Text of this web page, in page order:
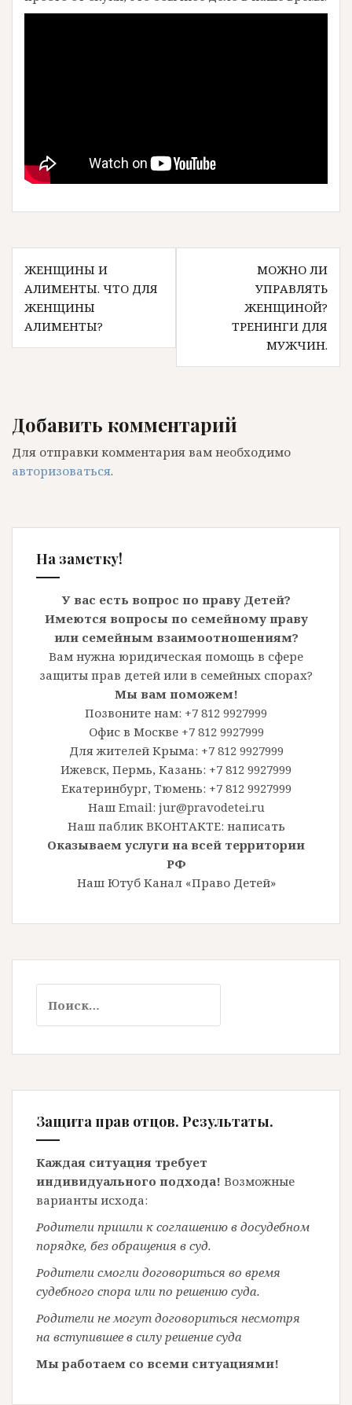
Навигация
по
записям
ЖЕНЩИНЫ И
АЛИМЕНТЫ. ЧТО ДЛЯ
ЖЕНЩИНЫ
АЛИМЕНТЫ?
МОЖНО ЛИ
УПРАВЛЯТЬ
ЖЕНЩИНОЙ?
ТРЕНИНГИ ДЛЯ
МУЖЧИН.
Добавить комментарий
Для отправки комментария вам необходимо
авторизоваться.
На заметку!
У вас есть вопрос по праву Детей?
Имеются вопросы по семейному праву
или семейным взаимоотношениям?
Вам нужна юридическая помощь в сфере
защиты прав детей или в семейных спорах?
Мы вам поможем!
Позвоните нам: +7 812 9927999
Офис в Москве +7 812 9927999
Для жителей Крыма: +7 812 9927999
Ижевск, Пермь, Казань: +7 812 9927999
Екатеринбург, Тюмень: +7 812 9927999
Наш Email: jur@pravodetei.ru
Наш паблик ВКОНТАКТЕ: написать
Оказываем услуги на всей территории
РФ
Наш Ютуб Канал «Право Детей»
Защита прав отцов. Результаты.
Каждая ситуация требует
индивидуального подхода! Возможные
варианты исхода:
Родители пришли к соглашению в досудебном
порядке, без обращения в суд.
Родители смогли договориться во время
судебного спора или по решению суда.
Родители не могут договориться несмотря
на вступившее в силу решение суда
Мы работаем со всеми ситуациями!